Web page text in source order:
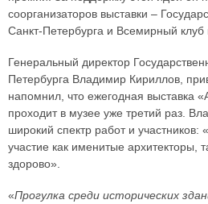
соорганизаторов выставки –
Санкт-Петербурга и Всемирный клуб
Генеральный директор
Петербурга Владимир Кириллов,
напомнил, что ежегодная выставка
проходит в музее уже третий раз.
широкий спектр работ и
участие как именитые архитекторы,
здорово».
«Прогулка среди исторических